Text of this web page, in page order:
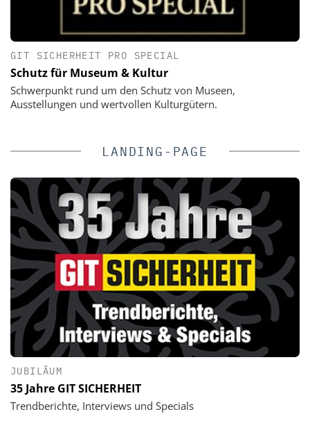
GIT SICHERHEIT PRO SPECIAL
Schutz für Museum & Kultur
Schwerpunkt rund um den Schutz von Museen,
Ausstellungen und wertvollen Kulturgütern.
LANDING-PAGE
JUBILÄUM
35 Jahre GIT SICHERHEIT
Trendberichte, Interviews und Specials